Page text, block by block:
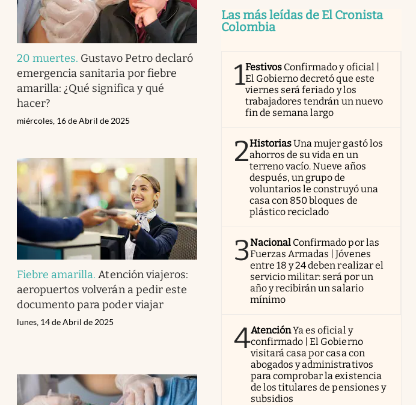
20 muertes. Gustavo Petro declaró
emergencia sanitaria por fiebre
amarilla: ¿Qué significa y qué
hacer?
miércoles, 16 de Abril de 2025
Fiebre amarilla.Atención viajeros:
aeropuertos volverán a pedir este
documento para poder viajar
lunes, 14 de Abril de 2025
Las más leídas de El Cronista
Colombia
1Festivos Confirmado y oficial |
El Gobierno decretó que este
viernes será feriado y los
trabajadores tendrán un nuevo
fin de semana largo
2HistoriasUna mujer gastó los
ahorros de su vida en un
terreno vacío. Nueve años
después, un grupo de
voluntarios le construyó una
casa con 850 bloques de
plástico reciclado
3Nacional Confirmado por las
Fuerzas Armadas | Jóvenes
entre 18 y 24 deben realizar el
servicio militar: será por un
año y recibirán un salario
mínimo
4AtenciónYa es oficial y
confirmado | El Gobierno
visitará casa por casa con
abogados y administrativos
para comprobar la existencia
de los titulares de pensiones y
subsidios